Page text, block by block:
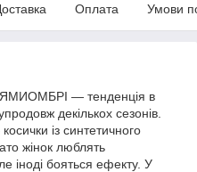
Оплата Умови
— тенденція в
декількох сезонів.
із синтетичного
жінок люблять
іноді бояться ефекту. У